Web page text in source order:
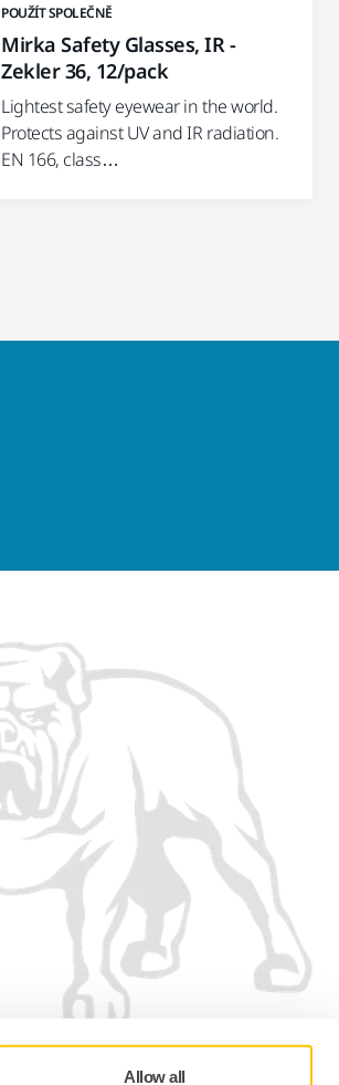
Allow all
POUŽÍT SPOLEČNĚ
Mirka Safety Glasses, IR -
Zekler 36, 12/pack
Lightest safety eyewear in the world.
Protects against UV and IR radiation.
EN 166, class…